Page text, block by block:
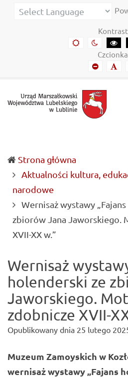
Urząd
Informacje
Lubelszczyźnie
Kontrast
Domyślny
kontrast
Kontrast
nocny
biały
Czcionka
Mniejszy
font
Strona główna
Aktualności kultura,
narodowe
Wernisaż wystawy
zbiorów Jana Jaworskiego.
XVII-XX w.”
Wernisaż
holenderski ze
Jaworskiego.
zdobnicze XVII-
Opublikowany dnia 25 lutego
Muzeum Zamoyskich w
wernisaż wystawy „Fajans